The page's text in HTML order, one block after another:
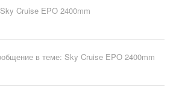
Sky Cruise EPO 2400mm
в теме: Sky Cruise EPO 2400mm